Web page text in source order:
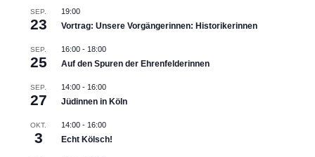
SEP.
23
19:00
Vortrag: Unsere Vorgängerinnen: Historikerinnen
SEP.
25
16:00- 18:00
Auf den Spuren der Ehrenfelderinnen
SEP.
27
14:00- 16:00
Jüdinnen in Köln
OKT.
3
14:00- 16:00
Echt Kölsch!